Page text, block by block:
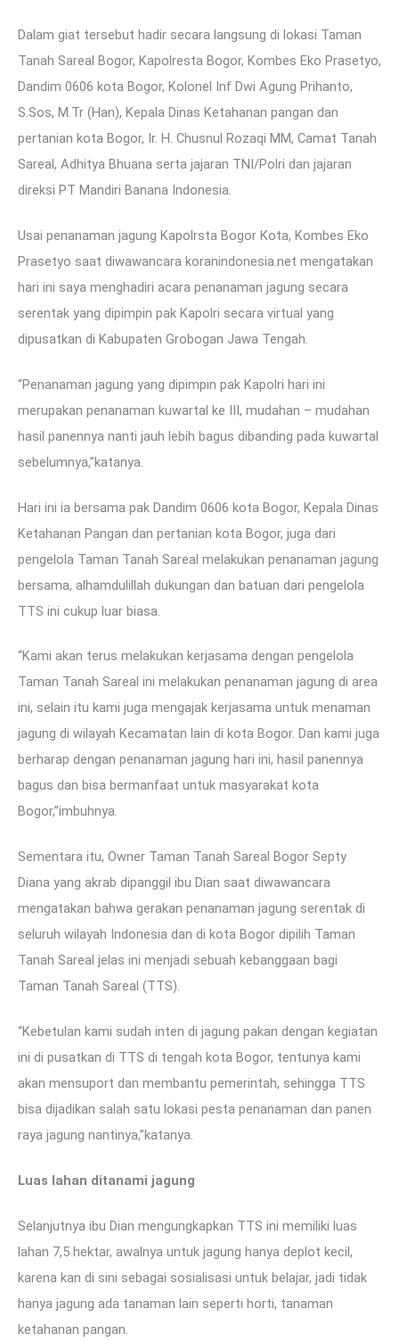
Dalam giat tersebut hadir secara langsung di lokasi Taman
Tanah Sareal Bogor, Kapolresta Bogor, Kombes Eko Prasetyo,
Dandim 0606 kota Bogor, Kolonel Inf Dwi Agung Prihanto,
S.Sos, M.Tr (Han), Kepala Dinas Ketahanan pangan dan
pertanian kota Bogor, Ir. H. Chusnul Rozaqi MM, Camat Tanah
Sareal, Adhitya Bhuana serta jajaran TNI/Polri dan jajaran
direksi PT Mandiri Banana Indonesia.
Usai penanaman jagung Kapolrsta Bogor Kota, Kombes Eko
Prasetyo saat diwawancara koranindonesia.net mengatakan
hari ini saya menghadiri acara penanaman jagung secara
serentak yang dipimpin pak Kapolri secara virtual yang
dipusatkan di Kabupaten Grobogan Jawa Tengah.
“Penanaman jagung yang dipimpin pak Kapolri hari ini
merupakan penanaman kuwartal ke III, mudahan – mudahan
hasil panennya nanti jauh lebih bagus dibanding pada kuwartal
sebelumnya,”katanya.
Hari ini ia bersama pak Dandim 0606 kota Bogor, Kepala Dinas
Ketahanan Pangan dan pertanian kota Bogor, juga dari
pengelola Taman Tanah Sareal melakukan penanaman jagung
bersama, alhamdulillah dukungan dan batuan dari pengelola
TTS ini cukup luar biasa.
“Kami akan terus melakukan kerjasama dengan pengelola
Taman Tanah Sareal ini melakukan penanaman jagung di area
ini, selain itu kami juga mengajak kerjasama untuk menaman
jagung di wilayah Kecamatan lain di kota Bogor. Dan kami juga
berharap dengan penanaman jagung hari ini, hasil panennya
bagus dan bisa bermanfaat untuk masyarakat kota
Bogor,”imbuhnya.
Sementara itu, Owner Taman Tanah Sareal Bogor Septy
Diana yang akrab dipanggil ibu Dian saat diwawancara
mengatakan bahwa gerakan penanaman jagung serentak di
seluruh wilayah Indonesia dan di kota Bogor dipilih Taman
Tanah Sareal jelas ini menjadi sebuah kebanggaan bagi
Taman Tanah Sareal (TTS).
“Kebetulan kami sudah inten di jagung pakan dengan kegiatan
ini di pusatkan di TTS di tengah kota Bogor, tentunya kami
akan mensuport dan membantu pemerintah, sehingga TTS
bisa dijadikan salah satu lokasi pesta penanaman dan panen
raya jagung nantinya,”katanya.
Luas lahan ditanami jagung
Selanjutnya ibu Dian mengungkapkan TTS ini memiliki luas
lahan 7,5 hektar, awalnya untuk jagung hanya deplot kecil,
karena kan di sini sebagai sosialisasi untuk belajar, jadi tidak
hanya jagung ada tanaman lain seperti horti, tanaman
ketahanan pangan.